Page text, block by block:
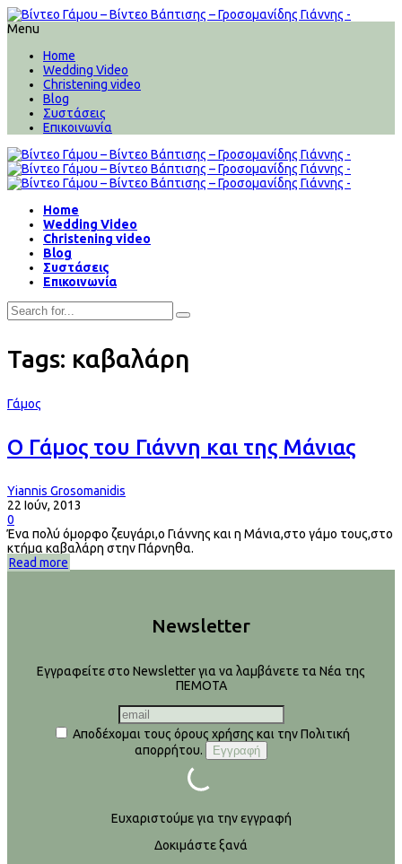
Menu
Home
Wedding Video
Christening video
Blog
Συστάσεις
Επικοινωνία
Home
Wedding Video
Christening video
Blog
Συστάσεις
Επικοινωνία
Tags: καβαλάρη
Γάμος
Ο Γάμος του Γιάννη και της Μάνιας
Yiannis Grosomanidis
22 Ιούν, 2013
0
Ένα πολύ όμορφο ζευγάρι,ο Γιάννης και η Μάνια,στο γάμο τους,στο
κτήμα καβαλάρη στην Πάρνηθα.
Read more
Newsletter
Εγγραφείτε στο Newsletter για να λαμβάνετε τα Νέα της
ΠΕΜΟΤΑ
Αποδέχομαι τους όρους χρήσης και την Πολιτική
απορρήτου.
Ευχαριστούμε για την εγγραφή
Δοκιμάστε ξανά